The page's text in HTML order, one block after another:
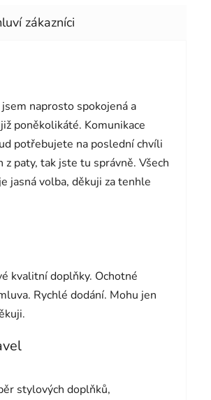
je 5 z 5 hvězdiček.
naprosto spokojená a
poněkolikáté. Komunikace
potřebujete na poslední chvíli
paty, tak jste tu správně. Všech
jasná volba, děkuji za tenhle
je 5 z 5 hvězdiček.
kvalitní doplňky. Ochotné
Rychlé dodání. Mohu jen
je 5 z 5 hvězdiček.
stylových doplňků,